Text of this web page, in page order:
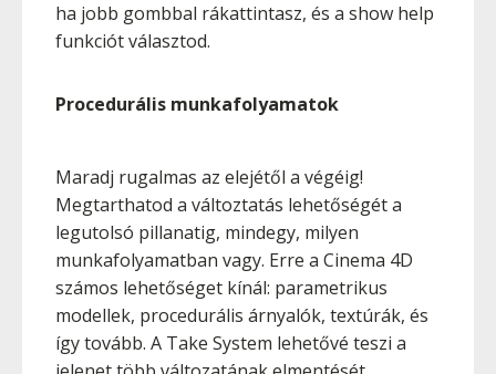
ha jobb gombbal rákattintasz, és a show help
funkciót választod.
Procedurális munkafolyamatok
Maradj rugalmas az elejétől a végéig!
Megtarthatod a változtatás lehetőségét a
legutolsó pillanatig, mindegy, milyen
munkafolyamatban vagy. Erre a Cinema 4D
számos lehetőséget kínál: parametrikus
modellek, procedurális árnyalók, textúrák, és
így tovább. A Take System lehetővé teszi a